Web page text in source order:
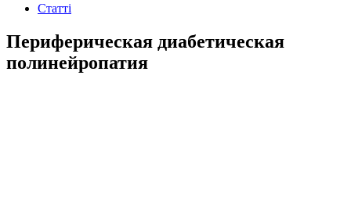
Статті
Периферическая диабетическая
полинейропатия